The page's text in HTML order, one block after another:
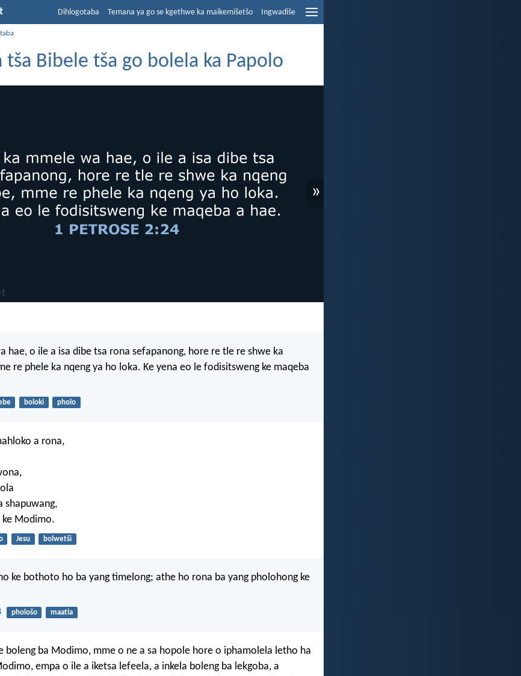
Dihlogotaba Temana ya go se kgethwe ka maikemišetšo Ingwadiše
tša Bibele tša go bolela ka Papolo
»
hae, o ile a isa dibe tsa rona sefapanong, hore re tle re shwe ka
re phele ka nqeng ya ho loka. Ke yena eo le fodisitsweng ke maqeba
boloki pholo
a rona,
shapuwang,
ke Modimo.
Jesu bolwetši
ke bothoto ho ba yang timelong; athe ho rona ba yang pholohong ke
phološo maatla
boleng ba Modimo, mme o ne a sa hopole hore o iphamolela letho ha
empa o ile a iketsa lefeela, a inkela boleng ba lekgoba, a